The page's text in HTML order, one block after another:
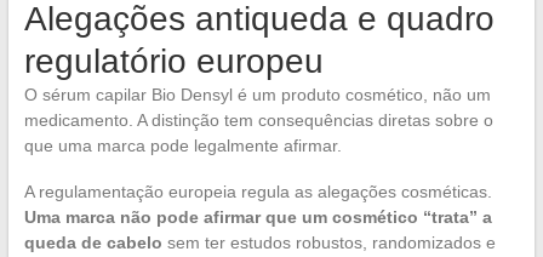
Alegações antiqueda e quadro
regulatório europeu
O sérum capilar Bio Densyl é um produto cosmético, não um
medicamento. A distinção tem consequências diretas sobre o
que uma marca pode legalmente afirmar.
A regulamentação europeia regula as alegações cosméticas.
Uma marca não pode afirmar que um cosmético “trata” a
queda de cabelo sem ter estudos robustos, randomizados e